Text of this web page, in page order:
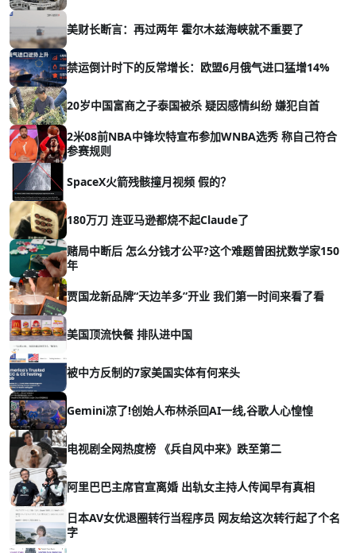
美财长断言：再过两年 霍尔木兹海峡就不重要了
禁运倒计时下的反常增长：欧盟6月俄气进口猛增14%
20岁中国富商之子泰国被杀 疑因感情纠纷 嫌犯自首
2米08前NBA中锋坎特宣布参加WNBA选秀 称自己符合
参赛规则
SpaceX火箭残骸撞月视频 假的？
180万刀 连亚马逊都烧不起Claude了
赌局中断后 怎么分钱才公平?这个难题曾困扰数学家150
年
贾国龙新品牌“天边羊多”开业 我们第一时间来看了看
美国顶流快餐 排队进中国
被中方反制的7家美国实体有何来头
Gemini凉了!创始人布林杀回AI一线,谷歌人心惶惶
电视剧全网热度榜 《兵自风中来》跌至第二
阿里巴巴主席官宣离婚 出轨女主持人传闻早有真相
日本AV女优退圈转行当程序员 网友给这次转行起了个名
字